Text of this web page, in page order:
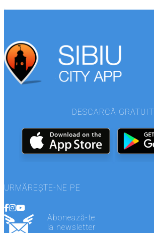
DESCARCĂ GRATUIT
URMĂREȘTE-NE PE
Abonează-te
la newsletter